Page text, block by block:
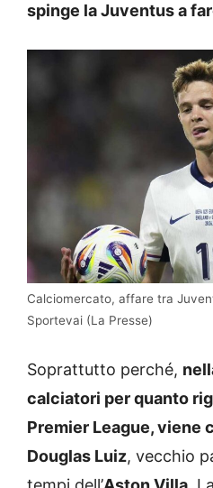
spinge la Juventus a
Calciomercato, affare tra
Sportevai (La Presse)
Soprattutto perché,
calciatori per quanto
Premier League, viene
Douglas Luiz, vecchio